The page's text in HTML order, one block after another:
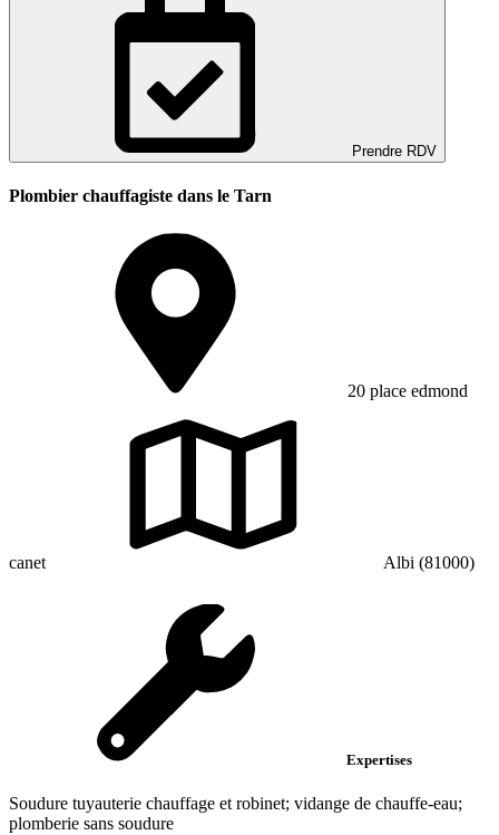
Prendre RDV
Plombier chauffagiste dans le Tarn
20 place edmond
canet Albi (81000)
Expertises
Soudure tuyauterie chauffage et robinet; vidange de chauffe-eau;
plomberie sans soudure